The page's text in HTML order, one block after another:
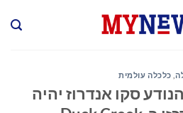
, כלכלה עולמית
סקו אנדרוז יהיה